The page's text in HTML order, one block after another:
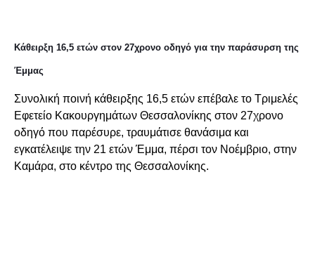
Κάθειρξη 16,5 ετών στον 27χρονο οδηγό για την παράσυρση της
Έμμας
Συνολική ποινή κάθειρξης 16,5 ετών επέβαλε το Τριμελές
Εφετείο Κακουργημάτων Θεσσαλονίκης στον 27χρονο
οδηγό που παρέσυρε, τραυμάτισε θανάσιμα και
εγκατέλειψε την 21 ετών Έμμα, πέρσι τον Νοέμβριο, στην
Καμάρα, στο κέντρο της Θεσσαλονίκης.